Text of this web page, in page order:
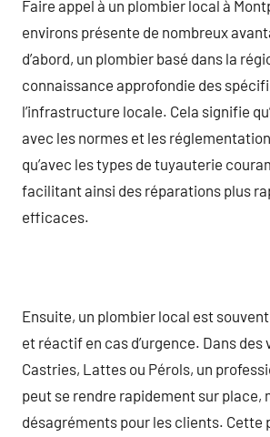
Faire appel à un plombier local à
environs présente de nombreux
d’abord, un plombier basé dans la
connaissance approfondie des
l’infrastructure locale. Cela signifie
avec les normes et les
qu’avec les types de tuyauterie
facilitant ainsi des réparations plus
efficaces.
Ensuite, un plombier local est
et réactif en cas d’urgence. Dans des
Castries, Lattes ou Pérols, un
peut se rendre rapidement sur place,
désagréments pour les clients. Cette